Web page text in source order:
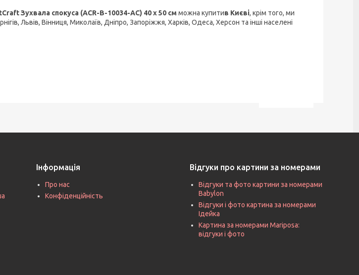
Зухвала спокуса (ACR-B-10034-AC) 40 х 50 см можна купитив Києві, крім того, ми
Львів, Вінниця, Миколаїв, Дніпро, Запоріжжя, Харків, Одеса, Херсон та інші населені
Інформація
Про нас
Конфіденційність
Відгуки про картини за номерами
Відгуки та фото картини за номерами
Babylon
Відгуки і фото картина за номерами
Ідейка
Картина за номерами Mariposa:
відгуки і фото